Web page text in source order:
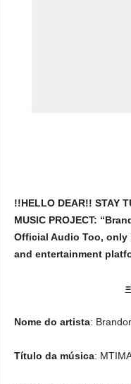
!!HELLO DEAR!! STAY
MUSIC PROJECT:
Official Audio Too, only
and entertainment
Nome do artista:
Título da música: